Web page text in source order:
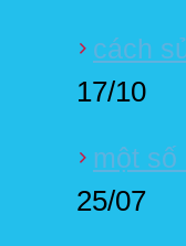
cách
17/10
một
25/07